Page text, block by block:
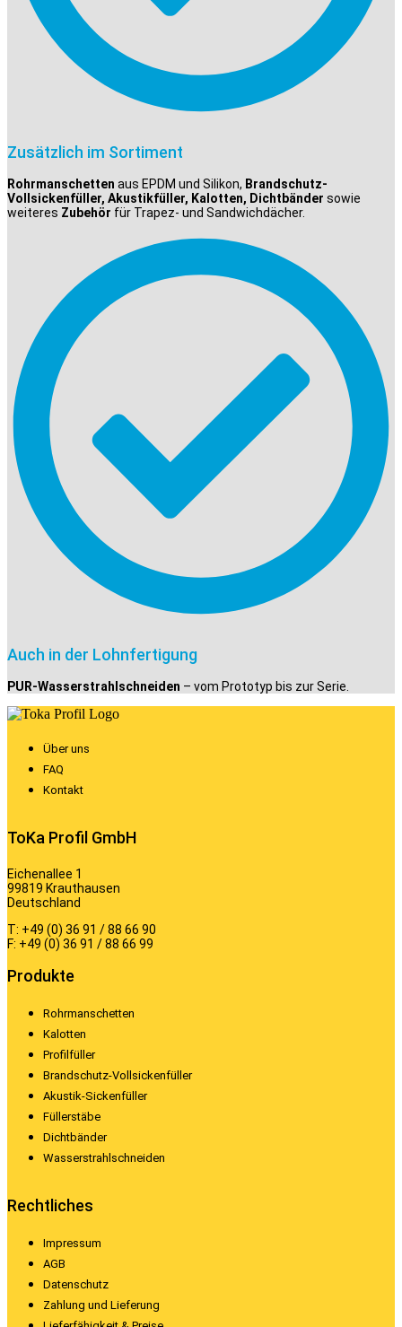
Zusätzlich im Sortiment
Rohrmanschetten aus EPDM und Silikon, Brandschutz-
Vollsickenfüller, Akustikfüller, Kalotten, Dichtbänder sowie
weiteres Zubehör für Trapez- und Sandwichdächer.
Auch in der Lohnfertigung
PUR-Wasserstrahlschneiden – vom Prototyp bis zur Serie.
Über uns
FAQ
Kontakt
ToKa Profil GmbH
Eichenallee 1
99819 Krauthausen
Deutschland
T: +49 (0) 36 91 / 88 66 90
F: +49 (0) 36 91 / 88 66 99
Produkte
Rohrmanschetten
Kalotten
Profilfüller
Brandschutz-Vollsickenfüller
Akustik-Sickenfüller
Füllerstäbe
Dichtbänder
Wasserstrahlschneiden
Rechtliches
Impressum
AGB
Datenschutz
Zahlung und Lieferung